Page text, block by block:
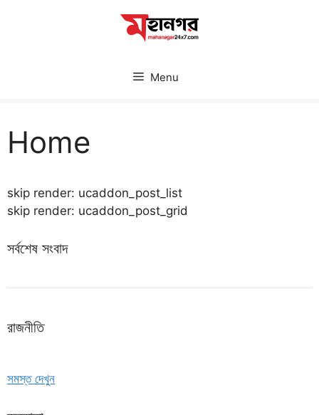
Menu
Home
skip render: ucaddon_post_list
skip render: ucaddon_post_grid
সর্বশেষ সংবাদ
রাজনীতি
সমস্ত দেখুন